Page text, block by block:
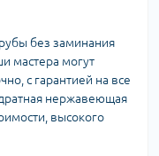
без заминания
мастера могут
с гарантией на все
нержавеющая
высокого